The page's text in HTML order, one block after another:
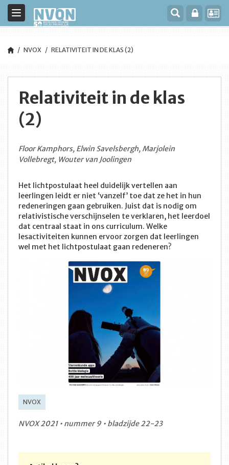
Toggle
navigation
NVOX RELATIVITEIT IN DE KLAS (2)
Relativiteit in de klas
(2)
Floor Kamphors, Elwin Savelsbergh, Marjolein
Vollebregt, Wouter van Joolingen
Het lichtpostulaat heel duidelijk vertellen aan
leerlingen leidt er niet ‘vanzelf’ toe dat ze het in hun
redeneringen gaan gebruiken. Juist dat is nodig om
relativistische verschijnselen te verklaren, het leerdoel
dat centraal staat in ons curriculum. Welke
lesactiviteiten kunnen ervoor zorgen dat leerlingen
wel met het lichtpostulaat gaan redeneren?
NVOX
NVOX 2021 • nummer 9 • bladzijde 22-23